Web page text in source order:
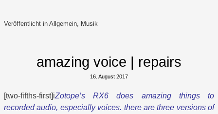
Veröffentlicht in Allgemein, Musik
amazing voice | repairs
16. August 2017
[two-fifths-first]iZotope’s RX6 does amazing things to
recorded audio, especially voices. there are three versions of